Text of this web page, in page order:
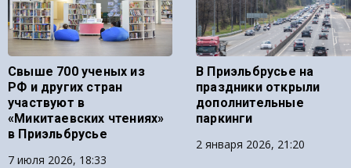
Свыше 700 ученых из
РФ и других стран
участвуют в
«Микитаевских чтениях»
в Приэльбрусье
7 июля 2026, 18:33
В Приэльбрусье на
праздники открыли
дополнительные
паркинги
2 января 2026, 21:20